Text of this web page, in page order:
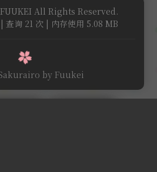
All Rights Reserved.
查询 21 次 | 内存使用 5.08 MB
by Fuukei